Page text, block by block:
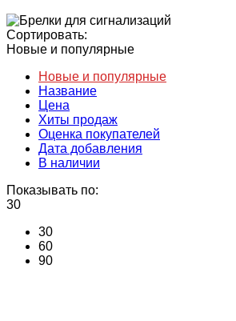
Сортировать:
Новые и популярные
Новые и популярные
Название
Цена
Хиты продаж
Оценка покупателей
Дата добавления
В наличии
Показывать по:
30
30
60
90